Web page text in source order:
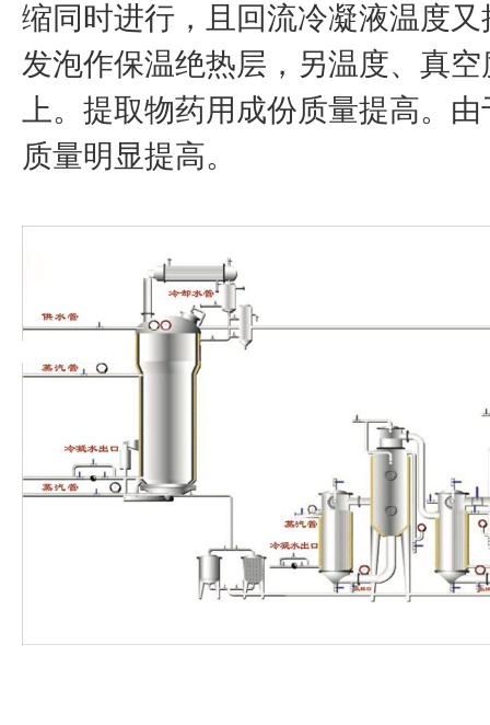
缩同时进行，且回流冷凝液温度
发泡作保温绝热层，另温度、真
上。提取物药用成份质量提高。
质量明显提高。